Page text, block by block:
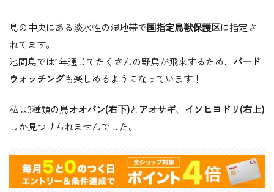
島の中央にある淡水性の湿地帯で国指定鳥獣保護区に指定さ
れてます。
池間島では1年通じてたくさんの野鳥が飛来するため、 バード
ウォッチングも楽しめるようになっています！
私は3種類の鳥オオバン(右下)と アオサギ、 イソヒヨドリ(右上)
しか見つけられませんでした。